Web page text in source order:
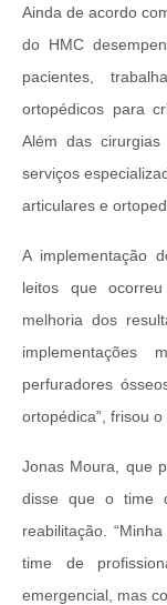
Ainda de acordo
do HMC
pacientes,
ortopédicos para
Além das
serviços
articulares e
A implementação
leitos que
melhoria dos
implementações
perfuradores
ortopédica”, frisou o
Jonas Moura, que
disse que o time
reabilitação.
time de
emergencial, mas